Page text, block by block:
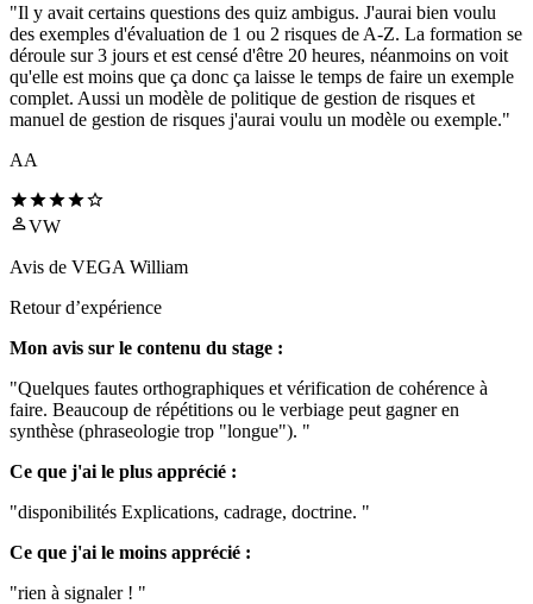
"Il y avait certains questions des quiz ambigus. J'aurai bien voulu
des exemples d'évaluation de 1 ou 2 risques de A-Z. La formation se
déroule sur 3 jours et est censé d'être 20 heures, néanmoins on voit
qu'elle est moins que ça donc ça laisse le temps de faire un exemple
complet. Aussi un modèle de politique de gestion de risques et
manuel de gestion de risques j'aurai voulu un modèle ou exemple."
AA
VW
Avis de VEGA William
Retour d’expérience
Mon avis sur le contenu du stage :
"Quelques fautes orthographiques et vérification de cohérence à
faire. Beaucoup de répétitions ou le verbiage peut gagner en
synthèse (phraseologie trop "longue"). "
Ce que j'ai le plus apprécié :
"disponibilités Explications, cadrage, doctrine. "
Ce que j'ai le moins apprécié :
"rien à signaler ! "